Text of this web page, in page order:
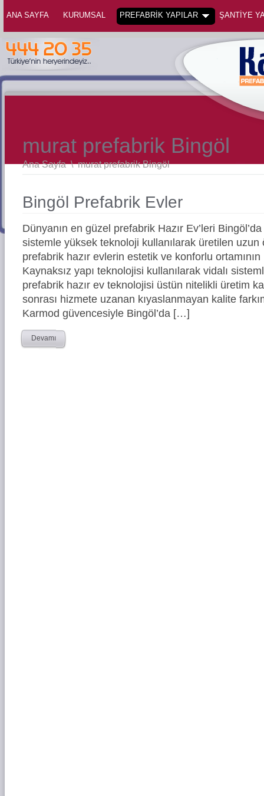
ANA SAYFA KURUMSAL PREFABRİK YAPILAR ŞANTİYE
murat prefabrik Bingöl
Ana Sayfa \murat prefabrik Bingöl
Bingöl Prefabrik Evler
Dünyanın en güzel prefabrik Hazır Ev’leri
sistemle yüksek teknoloji kullanılarak üretilen
prefabrik hazır evlerin estetik ve konforlu ortamının
Kaynaksız yapı teknolojisi kullanılarak vidalı
prefabrik hazır ev teknolojisi üstün nitelikli üretim
sonrası hizmete uzanan kıyaslanmayan kalite
Karmod güvencesiyle Bingöl’da […]
Devamı